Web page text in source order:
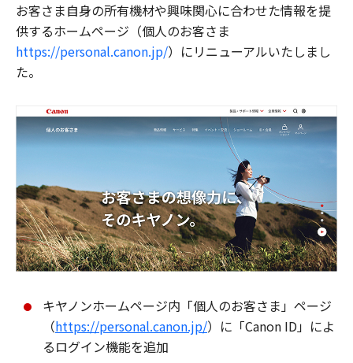
お客さま自身の所有機材や興味関心に合わせた情報を提
供するホームページ（個人のお客さま
https://personal.canon.jp/）にリニューアルいたしまし
た。
キヤノンホームページ内「個人のお客さま」ページ
（https://personal.canon.jp/）に「Canon ID」によ
るログイン機能を追加